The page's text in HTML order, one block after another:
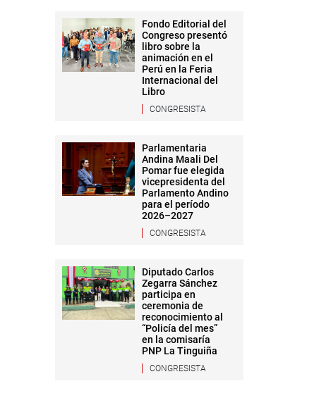
Fondo Editorial del
Congreso presentó
libro sobre la
animación en el
Perú en la Feria
Internacional del
Libro
CONGRESISTA
Parlamentaria
Andina Maali Del
Pomar fue elegida
vicepresidenta del
Parlamento Andino
para el período
2026–2027
CONGRESISTA
Diputado Carlos
Zegarra Sánchez
participa en
ceremonia de
reconocimiento al
“Policía del mes”
en la comisaría
PNP La Tinguiña
CONGRESISTA